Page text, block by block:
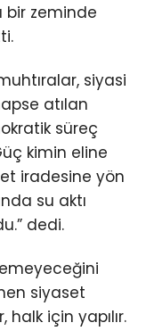
bir zeminde
siyasi
atılan
süreç
kimin eline
iradesine yön
su aktı
dedi.
siyaset
halk için yapılır.